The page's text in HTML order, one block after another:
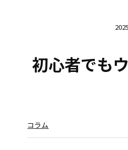
初心者でも
コラム